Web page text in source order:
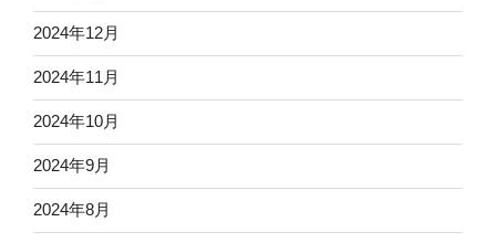
2024年12月
2024年11月
2024年10月
2024年9月
2024年8月